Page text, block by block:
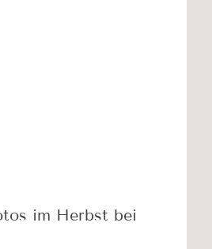
im Herbst bei